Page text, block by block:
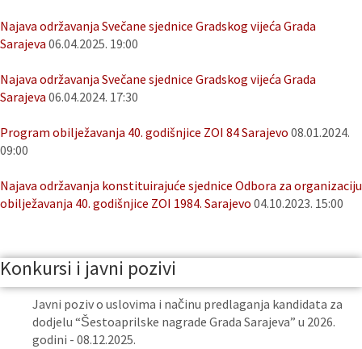
Najava održavanja Svečane sjednice Gradskog vijeća Grada
Sarajeva 06.04.2025. 19:00
Najava održavanja Svečane sjednice Gradskog vijeća Grada
Sarajeva 06.04.2024. 17:30
Program obilježavanja 40. godišnjice ZOI 84 Sarajevo 08.01.2024.
09:00
Najava održavanja konstituirajuće sjednice Odbora za organizaciju
obilježavanja 40. godišnjice ZOI 1984. Sarajevo 04.10.2023. 15:00
Konkursi i javni pozivi
Javni poziv o uslovima i načinu predlaganja kandidata za
dodjelu “Šestoaprilske nagrade Grada Sarajeva” u 2026.
godini - 08.12.2025.